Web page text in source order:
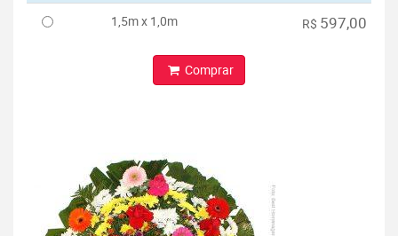
1,5m x 1,0m R$ 597,00
Comprar